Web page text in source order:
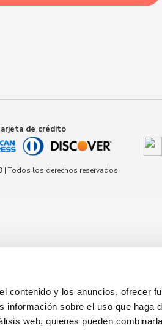
contenido y los anuncios, ofrecer
sobre el uso que haga
web, quienes pueden
de crédito
| Todos los derechos reservados.